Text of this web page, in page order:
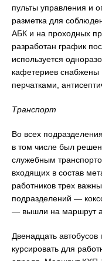
пульты управления и
разметка для
АБК и на проходных
разработан график
используется
кафетериев снабжены
перчатками,
Транспорт
Во всех
в том числе был
служебным
входящих в состав
работников трех
подразделений —
— вышли на маршрут
Двенадцать
курсировать для